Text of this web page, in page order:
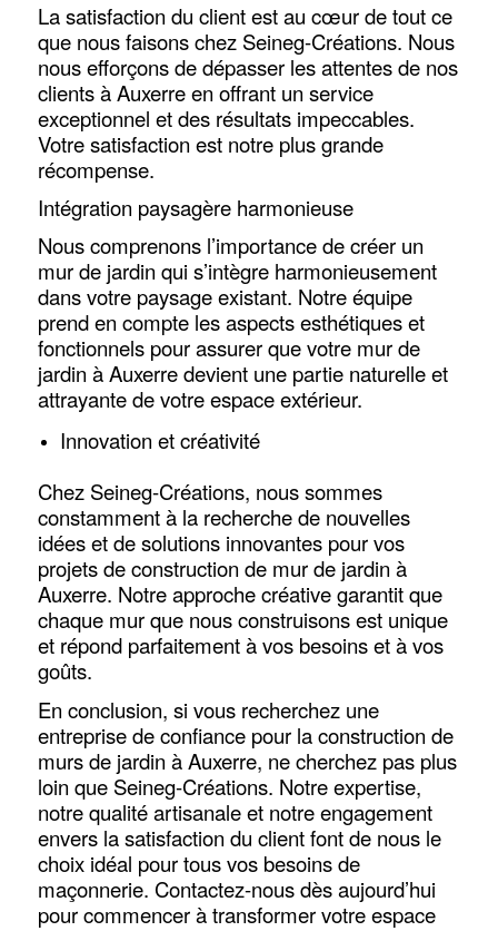
La satisfaction du client est au cœur de tout ce
que nous faisons chez Seineg-Créations. Nous
nous efforçons de dépasser les attentes de nos
clients à Auxerre en offrant un service
exceptionnel et des résultats impeccables.
Votre satisfaction est notre plus grande
récompense.
Intégration paysagère harmonieuse
Nous comprenons l’importance de créer un
mur de jardin qui s’intègre harmonieusement
dans votre paysage existant. Notre équipe
prend en compte les aspects esthétiques et
fonctionnels pour assurer que votre mur de
jardin à Auxerre devient une partie naturelle et
attrayante de votre espace extérieur.
Innovation et créativité
Chez Seineg-Créations, nous sommes
constamment à la recherche de nouvelles
idées et de solutions innovantes pour vos
projets de construction de mur de jardin à
Auxerre. Notre approche créative garantit que
chaque mur que nous construisons est unique
et répond parfaitement à vos besoins et à vos
goûts.
En conclusion, si vous recherchez une
entreprise de confiance pour la construction de
murs de jardin à Auxerre, ne cherchez pas plus
loin que Seineg-Créations. Notre expertise,
notre qualité artisanale et notre engagement
envers la satisfaction du client font de nous le
choix idéal pour tous vos besoins de
maçonnerie. Contactez-nous dès aujourd’hui
pour commencer à transformer votre espace